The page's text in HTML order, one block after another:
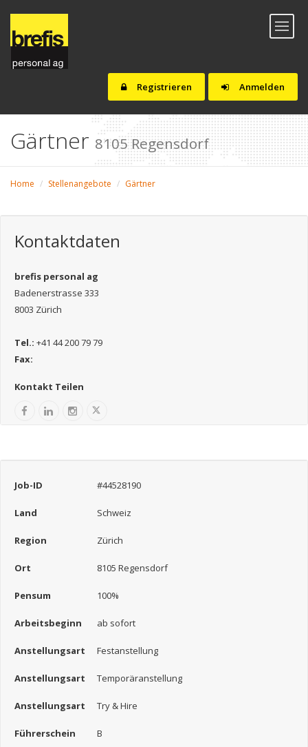
Anmelden
Registrieren
Toggle
Gärtner 8105 Regensdorf
Home Stellenangebote Gärtner
Kontaktdaten
brefis personal ag
Badenerstrasse 333
8003 Zürich
Tel.: +41 44 200 79 79
Fax:
Kontakt Teilen
Job-ID #44528190
Land Schweiz
Region Zürich
Ort 8105 Regensdorf
Pensum 100%
Arbeitsbeginn ab sofort
Anstellungsart Festanstellung
Anstellungsart Temporäranstellung
Anstellungsart Try & Hire
Führerschein B